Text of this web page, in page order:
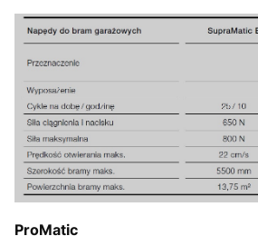
ProMatic